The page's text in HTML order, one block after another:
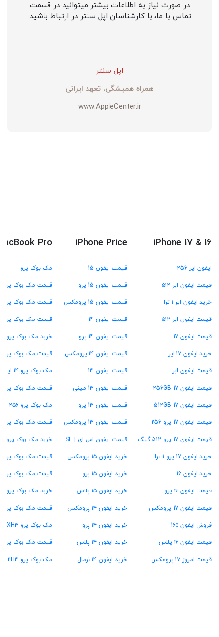
در صورت نیاز به اطلاعات بیشتر میتوانید در قسمت
تماس با ما، با کارشناسان اپل سنتر در ارتباط باشید.
اپل سنتر
همراه همیشگی، تعهد ایرانی
www.AppleCenter.ir
iPhone 17 & 16
ایفون ایر 256
قیمت ایفون ایر ۵۱۲
خرید ایفون ایر ۱ ترا
قیمت ایفون ایر ۵۱۲
قیمت ایفون 17
خرید ایفون ۱۷ ایر
قیمت ایفون ایر
قیمت ایفون 17 256GB
قیمت ایفون 17 512GB
قیمت ایفون 17 پرو 256
قیمت ایفون 17 پرو 512 گیگ
خرید ایفون 17 پرو ۱ ترا
خرید ایفون 16
قیمت ایفون ۱۶ پرو
قیمت ایفون 17 پرومکس
فروش ایفون 16e
قیمت ایفون ۱۶ پلاس
قیمت امروز ۱۷ پرومکس
iPhone Price
قیمت ایفون 15
قیمت ایفون 15 پرو
قیمت ایفون 15 پرومکس
قیمت ایفون 14
قیمت ایفون 14 پرو
قیمت ایفون ۱۴ پرومکس
قیمت ایفون 13
قیمت ایفون 13 مینی
قیمت ایفون 13 پرو
قیمت ایفون 13 پرومکس
قیمت ایفون اس ای | SE
خرید ایفون ۱۵ پرومکس
خرید ایفون ۱۵ پرو
خرید ایفون ۱۵ پلاس
خرید ایفون ۱۴ پرومکس
خرید ایفون ۱۴ پرو
خرید ایفون ۱۴ پلاس
خرید ایفون ۱۴ نرمال
Pro
مک بوک پرو
قیمت مک بوک پرو M4
قیمت مک بوک پرو M3
قیمت مک بوک پرو M2
خرید مک بوک پرو M1
قیمت مک بوک پرو ۱۳ اینچ
مک بوک پرو ۱۴ اینچ
قیمت مک بوک پرو ۱۶ اینچ
مک بوک پرو ۲۵۶ گیگ
قیمت مک بوک پرو ۵۱۲ گیگ
خرید مک بوک پرو ۱ ترابایت
قیمت مک بوک پرو ۱۶ گیگ رام
قیمت مک بوک پرو ۲۴ گیگ رام
خرید مک بوک پرو ۳۶ گیگ رام
قیمت مک بوک پرو ۴۸ گیگ رام
مک بوک پرو MXH3
قیمت مک بوک پرو MW2U3
مک بوک پرو MX2H3